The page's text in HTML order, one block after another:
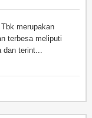
merupakan
terbesa meliputi
terint...